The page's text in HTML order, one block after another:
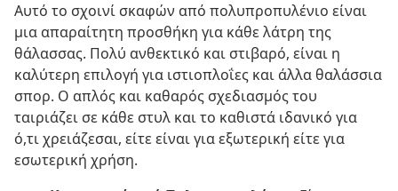
Αυτό το σχοινί σκαφών από πολυπροπυλένιο είναι
μια απαραίτητη προσθήκη για κάθε λάτρη της
θάλασσας. Πολύ ανθεκτικό και στιβαρό, είναι η
καλύτερη επιλογή για ιστιοπλοΐες και άλλα θαλάσσια
σπορ. Ο απλός και καθαρός σχεδιασμός του
ταιριάζει σε κάθε στυλ και το καθιστά ιδανικό για
ό,τι χρειάζεσαι, είτε είναι για εξωτερική είτε για
εσωτερική χρήση.